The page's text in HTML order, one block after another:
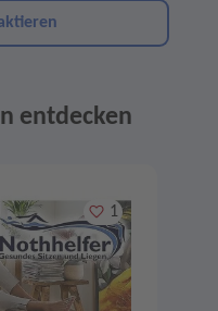
entdecken
Merken
1